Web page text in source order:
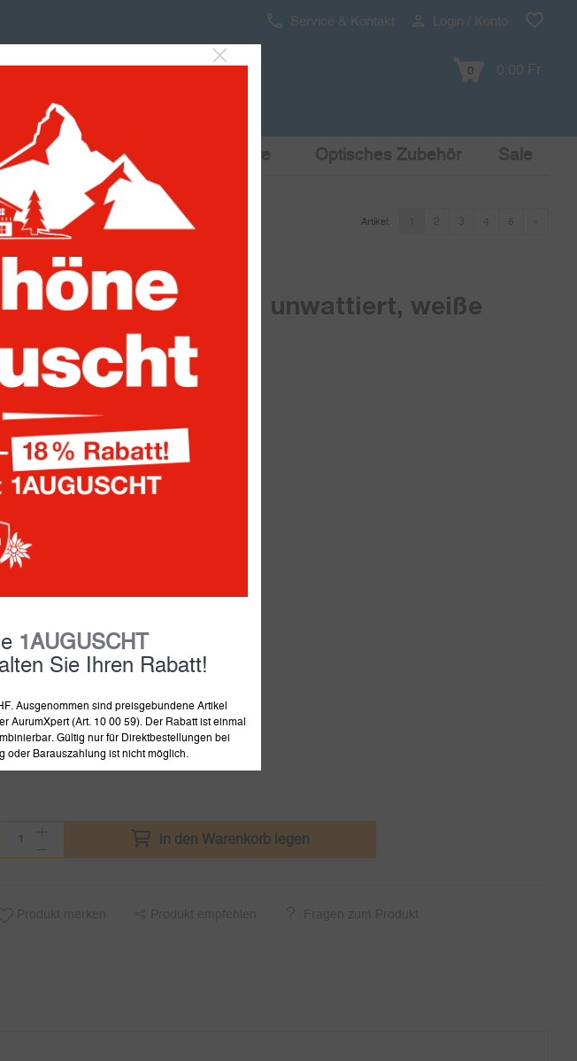
Service & Kontakt Login / Konto
suchen 0 0.00 Fr.
Trading Cards Pop Culture Optisches Zubehör Sale
Artikel:
Einsteckbücher, unwattiert, weiße
800321
Pergamin-Zwischenblätter
• Pergaminstreifen
• 16, 32, 64 + 64T Seiten
Versandkosten
16 32 64 Seiten
in den Warenkorb legen
1AUGUSCHT
Sie Ihren Rabatt!
Ausgenommen sind preisgebundene Artikel
AurumXpert (Art. 10 00 59). Der Rabatt ist einmal
Gültig nur für Direktbestellungen bei
oder Barauszahlung ist nicht möglich.